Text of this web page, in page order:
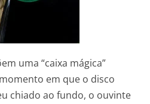
uma “caixa mágica”
em que o disco
chiado ao fundo, o ouvinte